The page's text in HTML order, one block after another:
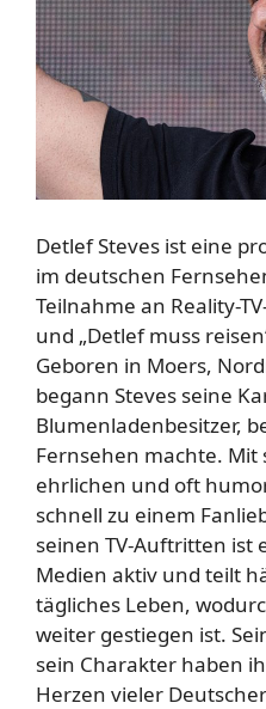
Detlef Steves ist eine
im deutschen
Teilnahme an Reality-
und „Detlef muss
Geboren in Moers,
begann Steves seine
Blumenladenbesitzer,
Fernsehen machte.
ehrlichen und oft
schnell zu einem
seinen TV-Auftritten ist
Medien aktiv und teilt
tägliches Leben,
weiter gestiegen ist.
sein Charakter haben
Herzen vieler